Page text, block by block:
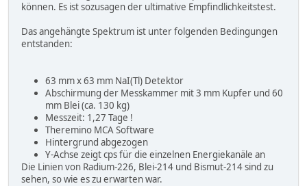
können. Es ist sozusagen der ultimative Empfindlichkeitstest.
Das angehängte Spektrum ist unter folgenden Bedingungen
entstanden:
63 mm x 63 mm NaI(Tl) Detektor
Abschirmung der Messkammer mit 3 mm Kupfer und 60
mm Blei (ca. 130 kg)
Messzeit: 1,27 Tage !
Theremino MCA Software
Hintergrund abgezogen
Y-Achse zeigt cps für die einzelnen Energiekanäle an
Die Linien von Radium-226, Blei-214 und Bismut-214 sind zu
sehen, so wie es zu erwarten war.